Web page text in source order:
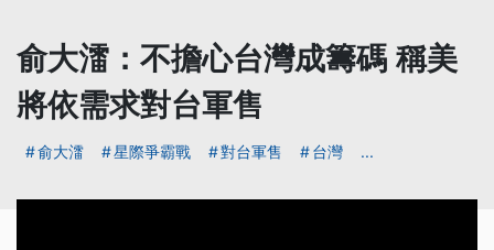
俞大㵢：不擔心台灣成籌碼 稱美
將依需求對台軍售
俞大㵢 星際爭霸戰 對台軍售 台灣 ...